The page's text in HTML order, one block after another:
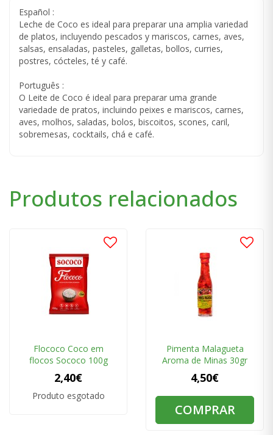
Español :
Leche de Coco es ideal para preparar una amplia variedad
de platos, incluyendo pescados y mariscos, carnes, aves,
salsas, ensaladas, pasteles, galletas, bollos, curries,
postres, cócteles, té y café.
Português :
O Leite de Coco é ideal para preparar uma grande
variedade de pratos, incluindo peixes e mariscos, carnes,
aves, molhos, saladas, bolos, biscoitos, scones, caril,
sobremesas, cocktails, chá e café.
Produtos relacionados
Flococo Coco em
flocos Sococo 100g
2,40€
Produto esgotado
Pimenta Malagueta
Aroma de Minas 30gr
4,50€
COMPRAR